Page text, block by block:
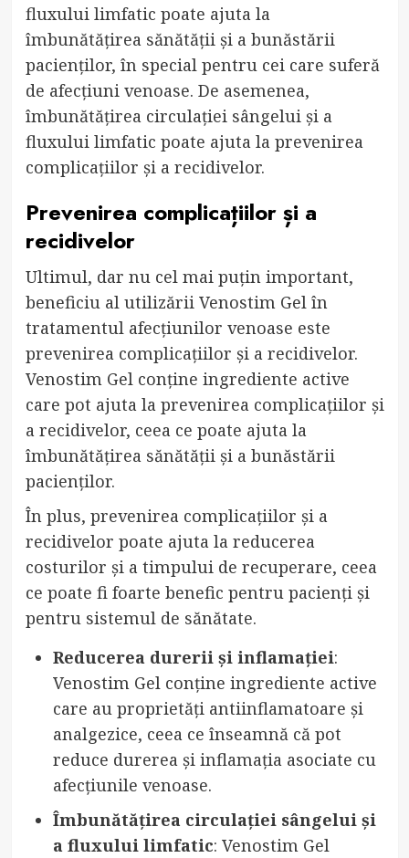
fluxului limfatic poate ajuta la
îmbunătățirea sănătății și a bunăstării
pacienților, în special pentru cei care suferă
de afecțiuni venoase. De asemenea,
îmbunătățirea circulației sângelui și a
fluxului limfatic poate ajuta la prevenirea
complicațiilor și a recidivelor.
Prevenirea complicațiilor și a
recidivelor
Ultimul, dar nu cel mai puțin important,
beneficiu al utilizării Venostim Gel în
tratamentul afecțiunilor venoase este
prevenirea complicațiilor și a recidivelor.
Venostim Gel conține ingrediente active
care pot ajuta la prevenirea complicațiilor și
a recidivelor, ceea ce poate ajuta la
îmbunătățirea sănătății și a bunăstării
pacienților.
În plus, prevenirea complicațiilor și a
recidivelor poate ajuta la reducerea
costurilor și a timpului de recuperare, ceea
ce poate fi foarte benefic pentru pacienți și
pentru sistemul de sănătate.
Reducerea durerii și inflamației:
Venostim Gel conține ingrediente active
care au proprietăți antiinflamatoare și
analgezice, ceea ce înseamnă că pot
reduce durerea și inflamația asociate cu
afecțiunile venoase.
Îmbunătățirea circulației sângelui și
a fluxului limfatic: Venostim Gel